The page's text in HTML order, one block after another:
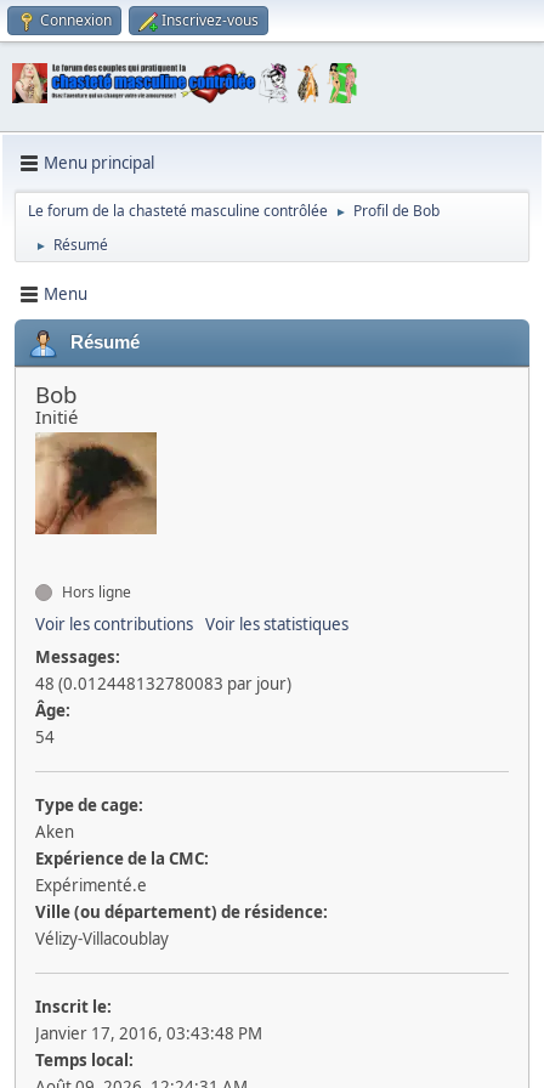
Connexion Inscrivez-vous
Menu principal
Le forum de la chasteté masculine contrôlée ► Profil de Bob
► Résumé
Menu
Résumé
Bob
Initié
Hors ligne
Voir les contributions Voir les statistiques
Messages:
48 (0.012448132780083 par jour)
Âge:
54
Type de cage:
Aken
Expérience de la CMC:
Expérimenté.e
Ville (ou département) de résidence:
Vélizy-Villacoublay
Inscrit le:
Janvier 17, 2016, 03:43:48 PM
Temps local: